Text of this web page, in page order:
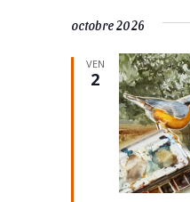
une
date.
octobre 2026
VEN
2